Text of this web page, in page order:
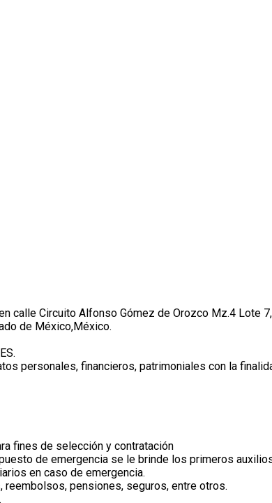
calle Circuito Alfonso Gómez de Orozco Mz.4 Lote
de México,México.
personales, financieros, patrimoniales con la
fines de selección y contratación
de emergencia se le brinde los primeros
en caso de emergencia.
pensiones, seguros, entre otros.